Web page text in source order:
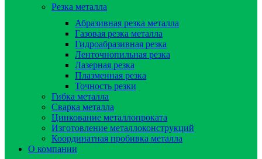
Резка металла
Абразивная резка металла
Газовая резка металла
Гидроaбразивная резка
Ленточнопильная резка
Лазерная резка
Плазменная резка
Точность резки
Гибка металла
Сварка металла
Цинкование металлопроката
Изготовление металлоконструкций
Координатная пробивка металла
О компании